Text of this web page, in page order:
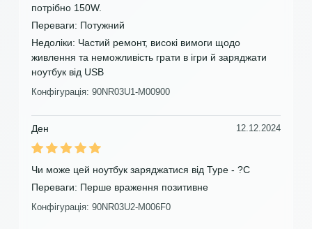
потрібно 150W.
Переваги: Потужний
Недоліки: Частий ремонт, високі вимоги щодо
живлення та неможливість грати в ігри й заряджати
ноутбук від USB
Конфігурація: 90NR03U1-M00900
Ден 12.12.2024
Чи може цей ноутбук заряджатися від Type - ?C
Переваги: Перше враження позитивне
Конфігурація: 90NR03U2-M006F0